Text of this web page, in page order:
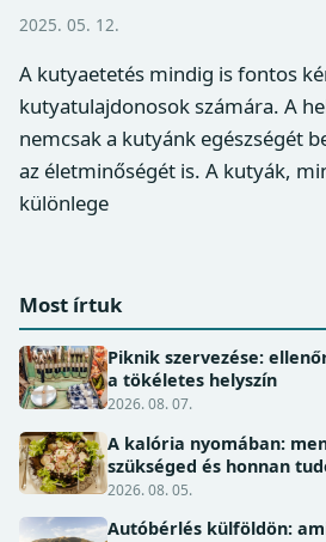
2025. 05. 12.
A kutyaetetés mindig is fontos
kutyatulajdonosok számára. A
nemcsak a kutyánk egészségét
az életminőségét is. A kutyák,
különlege
Most írtuk
Piknik szervezése:
a tökéletes helyszín
2026. 08. 07.
A kalória nyomában:
szükséged és honnan
2026. 08. 05.
Autóbérlés külföldön: